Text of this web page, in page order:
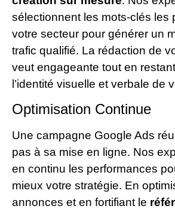
sélectionnent les mots-clés les
votre secteur pour générer un
trafic qualifié. La rédaction de
veut engageante tout en
l’identité visuelle et verbale de
Optimisation Continue
Une campagne Google Ads
pas à sa mise en ligne. Nos
en continu les performances
mieux votre stratégie. En
annonces et en fortifiant le